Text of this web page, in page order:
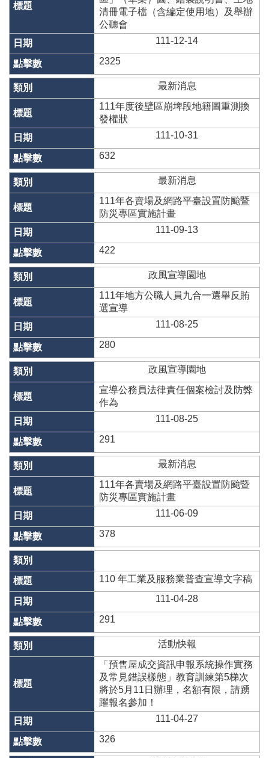
私
權
與
資
訊
安
全
策
政
府
網
站
資
料
開
放
宣
告
清冊電子檔（含編定使用地）及舉辦
公聽會
111-12-14
2325
最新消息
111年度後壁區崩埤段地籍圖重測換
發權狀
111-10-31
632
最新消息
111年各賣場及網路平臺設置防颱暨
防災專區實施計畫
111-09-13
422
政風宣導園地
111年地方公職人員九合一選舉反賄
選宣導
111-08-25
280
政風宣導園地
宣導公務員法律責任個案檢討及防弊
作為
111-08-25
291
最新消息
111年各賣場及網路平臺設置防颱暨
防災專區實施計畫
111-06-09
378
110 年工業及服務業普查宣導文字稿
111-04-28
291
活動快報
「預售屋成交資訊申報系統操作實務
及常見錯誤樣態」教育訓練第5梯次
將於5月11日辦理，名額有限，請踴
躍報名參加！
111-04-27
326